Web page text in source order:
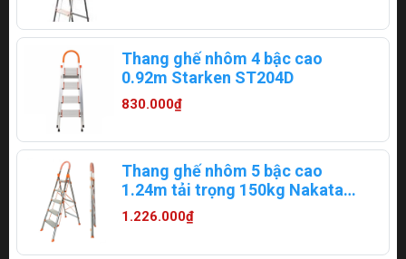
Thang ghế nhôm 4 bậc cao
0.92m Starken ST204D
830.000₫
Thang ghế nhôm 5 bậc cao
1.24m tải trọng 150kg Nakata
VN105N
1.226.000₫